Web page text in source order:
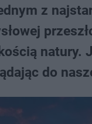
z
natury.
do